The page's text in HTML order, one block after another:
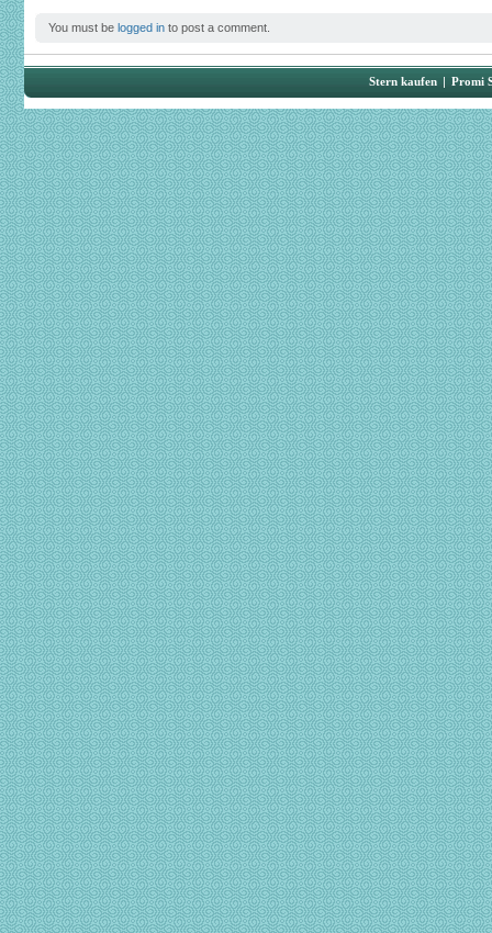
You must be logged in to post a comment.
Stern kaufen | Promi